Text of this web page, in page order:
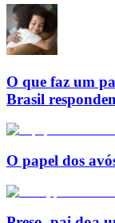
O que faz um
Brasil
O papel dos